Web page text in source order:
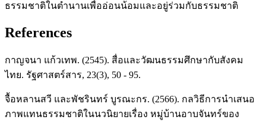
ธรรมชาติในตำนานเพื่ออ่อนน้อมและอยู่ร่วมกับธรรมชาติ
References
กาญจนา แก้วเทพ. (2545). สื่อและวัฒนธรรมศึกษากับสังคม
ไทย. รัฐศาสตร์สาร, 23(3), 50 - 95.
จื้อหลานสวี และพัชรินทร์ บูรณะกร. (2566). กลวิธีการนำเสนอ
ภาพแทนธรรมชาติในนวนิยายเรื่อง หมู่บ้านอาบจันทร์ของ